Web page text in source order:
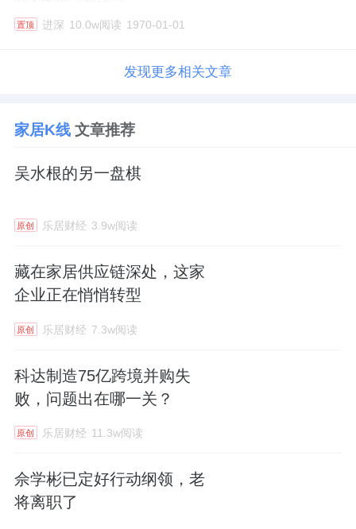
置顶 进深 10.0w阅读 1970-01-01
发现更多相关文章
家居K线文章推荐
吴水根的另一盘棋
原创 乐居财经 3.9w阅读
藏在家居供应链深处，这家
企业正在悄悄转型
原创 乐居财经 7.3w阅读
科达制造75亿跨境并购失
败，问题出在哪一关？
原创 乐居财经 11.3w阅读
佘学彬已定好行动纲领，老
将离职了